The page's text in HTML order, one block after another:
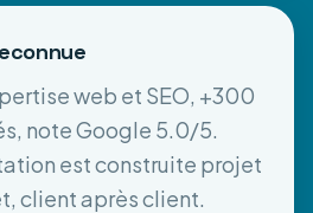
web et SEO, +300
note Google 5.0/5.
est construite projet
client après client.